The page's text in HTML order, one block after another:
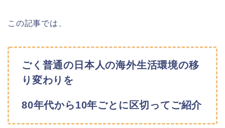
この記事では、
ごく普通の日本人の海外生活環境の移
り変わりを
80年代から10年ごとに区切ってご紹介